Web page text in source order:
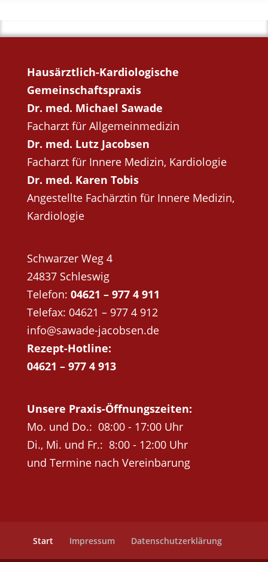
Hausärztlich-Kardiologische
Gemeinschaftspraxis
Dr. med. Michael Sawade
Facharzt für Allgemeinmedizin
Dr. med. Lutz Jacobsen
Facharzt für Innere Medizin, Kardiologie
Dr. med. Karen Tobis
Angestellte Fachärztin für Innere Medizin,
Kardiologie
Schwarzer Weg 4
24837 Schleswig
Telefon: 04621 – 977 4 911
Telefax: 04621 – 977 4 912
info@sawade-jacobsen.de
Rezept-Hotline:
04621 – 977 4 913
Unsere Praxis-Öffnungszeiten:
Mo. und Do.: 08:00 - 17:00 Uhr
Di., Mi. und Fr.: 8:00 - 12:00 Uhr
und Termine nach Vereinbarung
Start Impressum Datenschutzerklärung